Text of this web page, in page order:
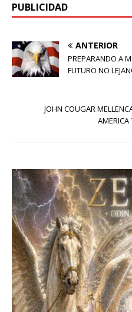
PUBLICIDAD
ANTERIOR
PREPARANDO A
FUTURO NO
JOHN COUGAR
AMERICA